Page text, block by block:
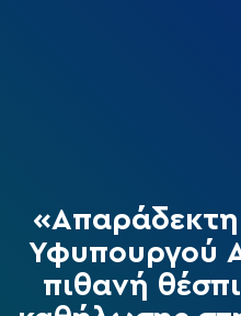
Υφυπουργού
πιθανή